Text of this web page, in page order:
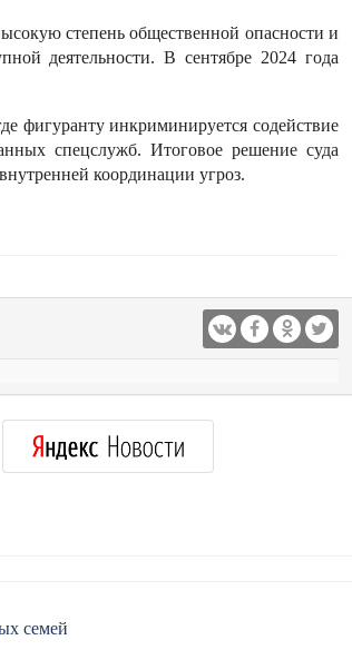
степень общественной опасности и
деятельности. В сентябре 2024 года
фигуранту инкриминируется содействие
спецслужб. Итоговое решение суда
координации угроз.
семей